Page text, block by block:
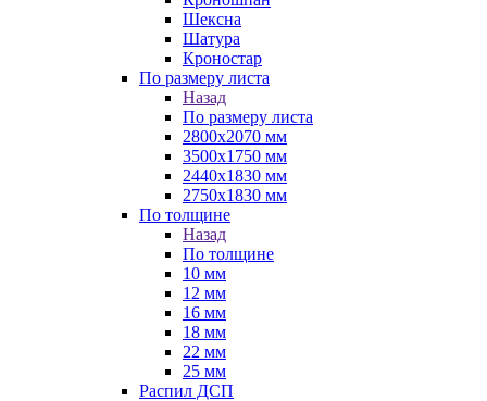
Шексна
Шатура
Кроностар
По размеру листа
Назад
По размеру листа
2800х2070 мм
3500х1750 мм
2440х1830 мм
2750х1830 мм
По толщине
Назад
По толщине
10 мм
12 мм
16 мм
18 мм
22 мм
25 мм
Распил ДСП